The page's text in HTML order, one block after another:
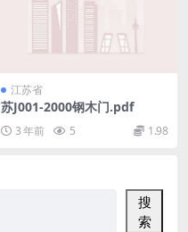
江苏省
苏J001-2000钢木门.pdf
3 年前 5 1.98
搜
索